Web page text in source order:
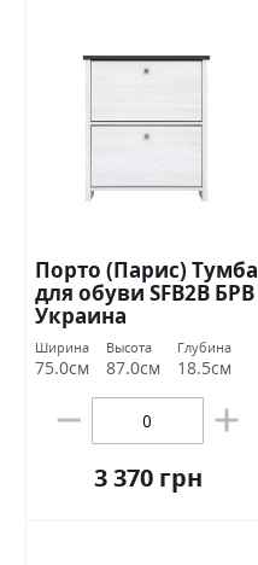
Порто (Парис) Тумба
для обуви SFB2В БРВ
Украина
Ширина
75.0см
Высота
87.0см
Глубина
18.5см
3 370 грн